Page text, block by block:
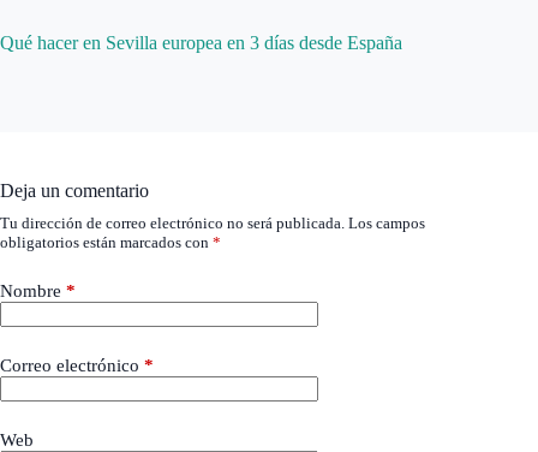
Qué hacer en Sevilla europea en 3 días desde España
Deja un comentario
Tu dirección de correo electrónico no será publicada. Los campos
obligatorios están marcados con *
Nombre *
Correo electrónico *
Web